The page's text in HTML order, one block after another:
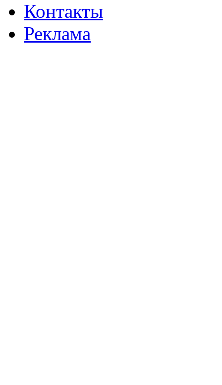
Контакты
Реклама